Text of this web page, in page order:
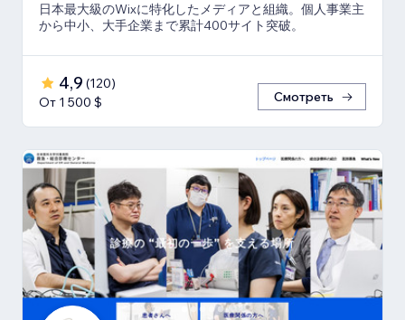
日本最大級のWixに特化したメディアと組織。個人事業主
から中小、大手企業まで累計400サイト突破。
4,9 (120)
От 1 500 $
Смотреть